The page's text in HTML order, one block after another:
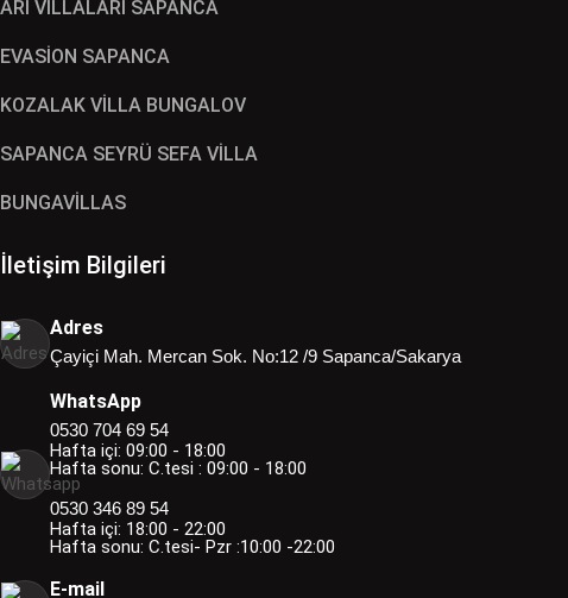
ARI VİLLALARI SAPANCA
EVASİON SAPANCA
KOZALAK VİLLA BUNGALOV
SAPANCA SEYRÜ SEFA VİLLA
BUNGAVİLLAS
İletişim Bilgileri
Adres
Çayiçi Mah. Mercan Sok. No:12 /9 Sapanca/Sakarya
WhatsApp
0530 704 69 54
Hafta içi: 09:00 - 18:00
Hafta sonu: C.tesi : 09:00 - 18:00
0530 346 89 54
Hafta içi: 18:00 - 22:00
Hafta sonu: C.tesi- Pzr :10:00 -22:00
E-mail